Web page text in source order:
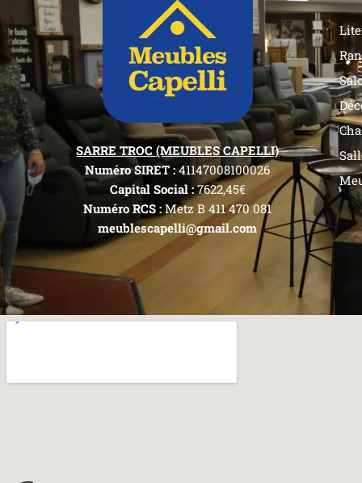
SARRE TROC (MEUBLES CAPELLI)
Numéro SIRET : 41147008100026
Capital Social :7622,45€
Numéro RCS :Metz B 411 470 081
meublescapelli@gmail.com